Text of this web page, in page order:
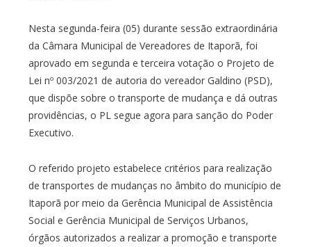
Nesta segunda-feira (05) durante sessão extraordinária
da Câmara Municipal de Vereadores de Itaporã, foi
aprovado em segunda e terceira votação o Projeto de
Lei nº 003/2021 de autoria do vereador Galdino (PSD),
que dispõe sobre o transporte de mudança e dá outras
providências, o PL segue agora para sanção do Poder
Executivo.
O referido projeto estabelece critérios para realização
de transportes de mudanças no âmbito do município de
Itaporã por meio da Gerência Municipal de Assistência
Social e Gerência Municipal de Serviços Urbanos,
órgãos autorizados a realizar a promoção e transporte